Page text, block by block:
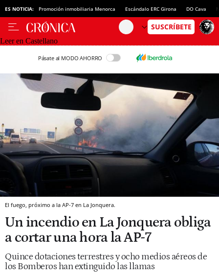
ES NOTICIA: Promoción inmobiliaria Menorca Escándalo ERC Girona DO Cava
Leer en Castellano
Pásate al MODO AHORRO
El fuego, próximo a la AP-7 en La Jonquera.
Un incendio en La Jonquera obliga
a cortar una hora la AP-7
Quince dotaciones terrestres y ocho medios aéreos de
los Bomberos han extinguido las llamas